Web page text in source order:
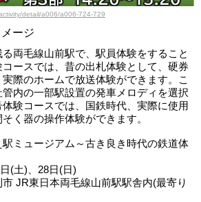
detail/a006/a006-724-729
ージ
両毛線山前駅で、駅員体験をすること
ースでは、昔の出札体験として、硬券
際のホームで放送体験ができます。こ
内の一部駅設置の発車メロディを選択
験コースでは、国鉄時代、実際に使用
く器の操作体験ができます。
ミュージアム～古き良き時代の鉄道体
(土)、28日(日)
JR東日本両毛線山前駅駅舎内(最寄り